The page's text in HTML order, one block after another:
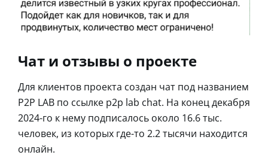
Чат и отзывы о проекте
Для клиентов проекта создан чат под названием
P2P LAB по ссылке p2p lab chat. На конец декабря
2024-го к нему подписалось около 16.6 тыс.
человек, из которых где-то 2.2 тысячи находится
онлайн.